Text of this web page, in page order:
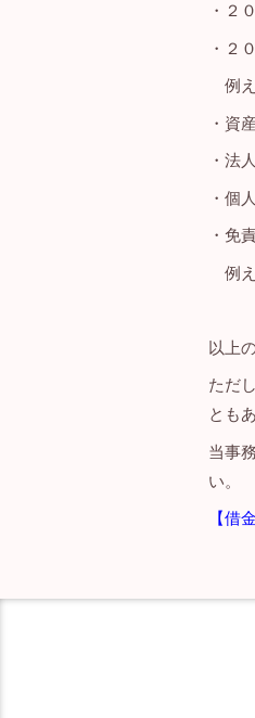
・２
・２
例え
・資
・法
・個
・免
例え
以上
ただ
とも
当事
い。
【借